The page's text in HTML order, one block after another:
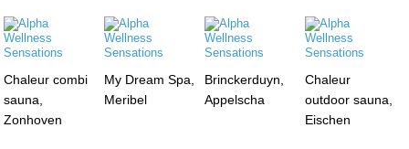
Chaleur combi
sauna,
Zonhoven
My Dream Spa,
Meribel
Brinckerduyn,
Appelscha
Chaleur
outdoor sauna,
Eischen